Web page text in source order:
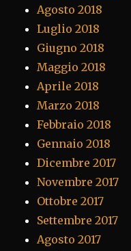
Agosto 2018
Luglio 2018
Giugno 2018
Maggio 2018
Aprile 2018
Marzo 2018
Febbraio 2018
Gennaio 2018
Dicembre 2017
Novembre 2017
Ottobre 2017
Settembre 2017
Agosto 2017